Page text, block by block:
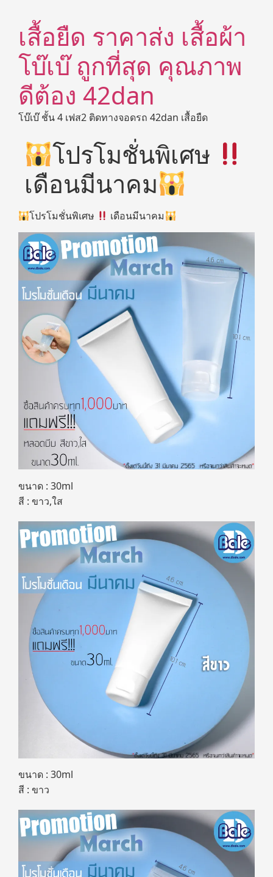
เสื้อยืด ราคาส่ง เสื้อผ้า
โบ๊เบ๊ ถูกที่สุด คุณภาพ
ดีต้อง 42dan
โบ๊เบ๊ ชั้น 4 เฟส2 ติดทางจอดรถ 42dan เสื้อยืด
โปรโมชั่นพิเศษ
เดือนมีนาคม
โปรโมชั่นพิเศษ เดือนมีนาคม
ขนาด : 30ml
สี : ขาว,ใส
ขนาด : 30ml
สี : ขาว